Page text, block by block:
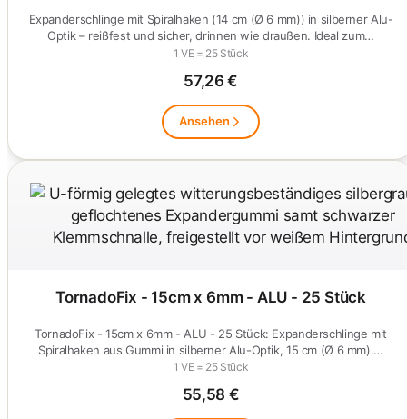
Expanderschlinge mit Spiralhaken (14 cm (Ø 6 mm)) in silberner Alu-
Optik – reißfest und sicher, drinnen wie draußen. Ideal zum…
1 VE = 25 Stück
57,26 €
Ansehen
TornadoFix - 15cm x 6mm - ALU - 25 Stück
TornadoFix - 15cm x 6mm - ALU - 25 Stück: Expanderschlinge mit
Spiralhaken aus Gummi in silberner Alu-Optik, 15 cm (Ø 6 mm).…
1 VE = 25 Stück
55,58 €